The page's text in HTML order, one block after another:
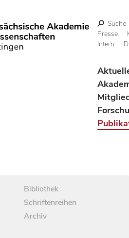
Suche
Presse
Intern
Bibliothek
Schriftenreihen
Archiv